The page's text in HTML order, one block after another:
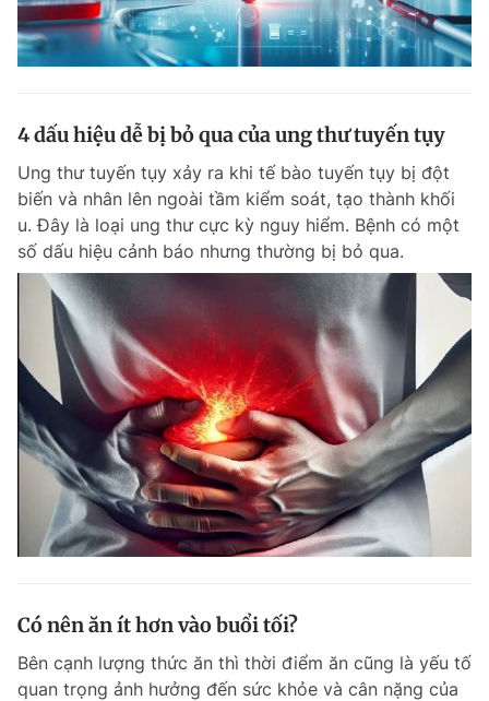
4 dấu hiệu dễ bị bỏ qua của ung thư tuyến tụy
Ung thư tuyến tụy xảy ra khi tế bào tuyến tụy bị đột
biến và nhân lên ngoài tầm kiểm soát, tạo thành khối
u. Đây là loại ung thư cực kỳ nguy hiểm. Bệnh có một
số dấu hiệu cảnh báo nhưng thường bị bỏ qua.
Có nên ăn ít hơn vào buổi tối?
Bên cạnh lượng thức ăn thì thời điểm ăn cũng là yếu tố
quan trọng ảnh hưởng đến sức khỏe và cân nặng của